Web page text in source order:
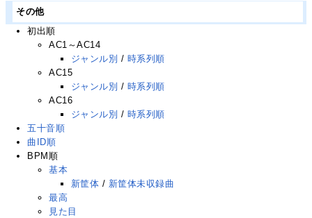
その他
初出順
AC1～AC14
ジャンル別 / 時系列順
AC15
ジャンル別 / 時系列順
AC16
ジャンル別 / 時系列順
五十音順
曲ID順
BPM順
基本
新筐体 / 新筐体未収録曲
最高
見た目